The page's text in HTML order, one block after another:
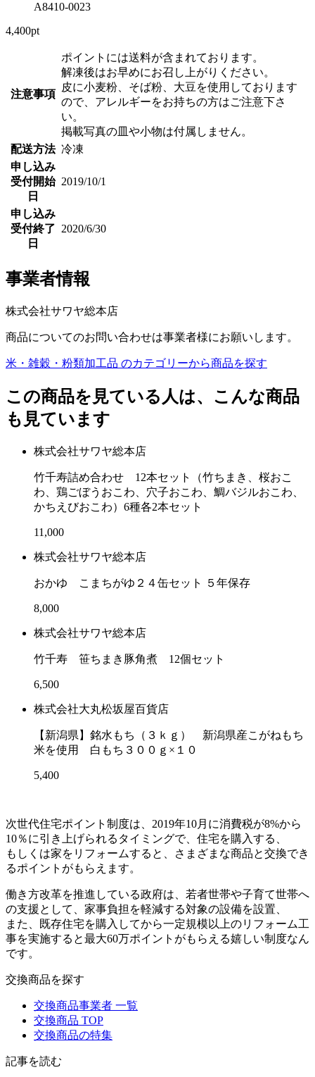
A8410-0023
4,400pt
注意事項
ポイントには送料が含まれております。
解凍後はお早めにお召し上がりください。
皮に小麦粉、そば粉、大豆を使用しております
ので、アレルギーをお持ちの方はご注意下さ
い。
掲載写真の皿や小物は付属しません。
配送方法 冷凍
申し込み
受付開始
日
2019/10/1
申し込み
受付終了
日
2020/6/30
事業者情報
株式会社サワヤ総本店
商品についてのお問い合わせは事業者様にお願いします。
米・雑穀・粉類加工品 のカテゴリーから商品を探す
この商品を見ている人は、こんな商品
も見ています
株式会社サワヤ総本店
竹千寿詰め合わせ 12本セット（竹ちまき、桜おこ
わ、鶏ごぼうおこわ、穴子おこわ、鯛バジルおこわ、
かちえびおこわ）6種各2本セット
11,000
株式会社サワヤ総本店
おかゆ こまちがゆ２４缶セット ５年保存
8,000
株式会社サワヤ総本店
竹千寿 笹ちまき豚角煮 12個セット
6,500
株式会社大丸松坂屋百貨店
【新潟県】銘水もち（３ｋｇ） 新潟県産こがねもち
米を使用 白もち３００ｇ×１０
5,400
次世代住宅ポイント制度は、2019年10月に消費税が8%から
10％に引き上げられるタイミングで、住宅を購入する、
もしくは家をリフォームすると、さまざまな商品と交換でき
るポイントがもらえます。
働き方改革を推進している政府は、若者世帯や子育て世帯へ
の支援として、家事負担を軽減する対象の設備を設置、
また、既存住宅を購入してから一定規模以上のリフォーム工
事を実施すると最大60万ポイントがもらえる嬉しい制度なん
です。
交換商品を探す
交換商品事業者 一覧
交換商品 TOP
交換商品の特集
記事を読む